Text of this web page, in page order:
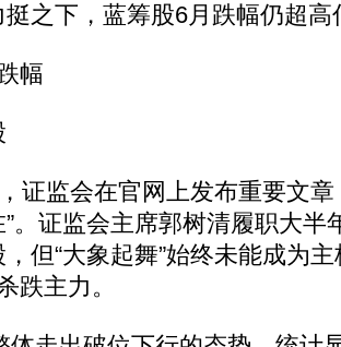
下，蓝筹股6月跌幅仍超高
幅
监会在官网上发布重要文章
。证监会主席郭树清履职大半
但“大象起舞”始终未能成为
跌主力。